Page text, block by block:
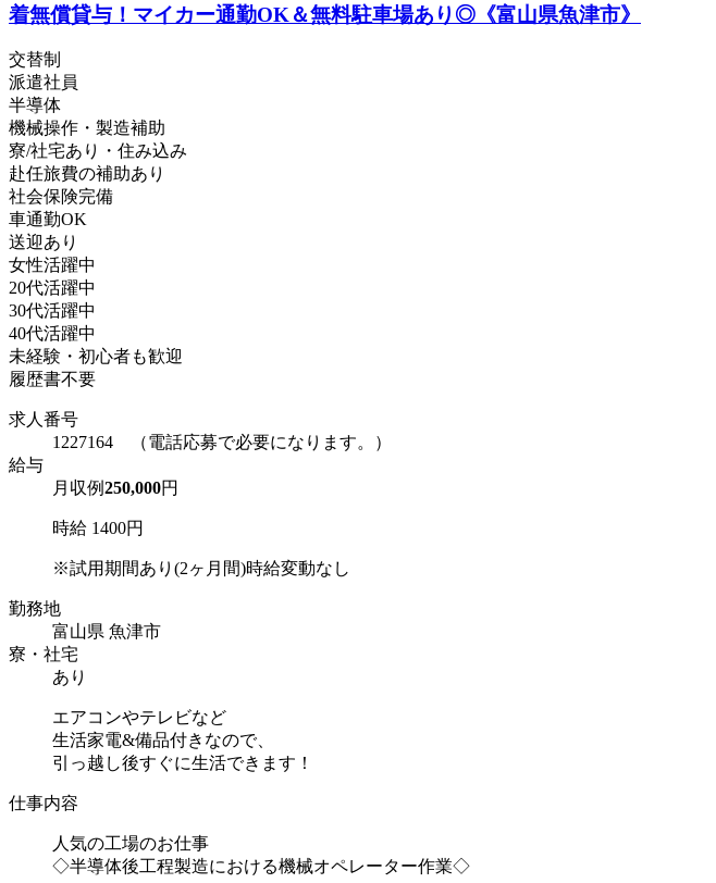
着無償貸与！マイカー通勤OK＆無料駐車場あり◎《富山県魚津市》
交替制
派遣社員
半導体
機械操作・製造補助
寮/社宅あり・住み込み
赴任旅費の補助あり
社会保険完備
車通勤OK
送迎あり
女性活躍中
20代活躍中
30代活躍中
40代活躍中
未経験・初心者も歓迎
履歴書不要
求人番号
1227164 （電話応募で必要になります。）
給与
月収例250,000円
時給 1400円
※試用期間あり(2ヶ月間)時給変動なし
勤務地
富山県 魚津市
寮・社宅
あり
エアコンやテレビなど
生活家電&備品付きなので、
引っ越し後すぐに生活できます！
仕事内容
人気の工場のお仕事
◇半導体後工程製造における機械オペレーター作業◇